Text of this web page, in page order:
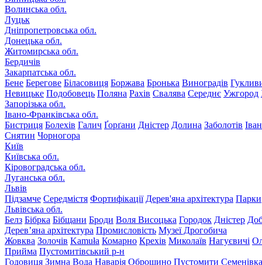
Волинська обл.
Луцьк
Дніпропетровська обл.
Донецька обл.
Житомирська обл.
Бердичів
Закарпатська обл.
Бене Берегове Біласовиця Боржава Бронька Виноградів
Невицьке Подобовець Поляна Рахів Свалява Середнє Ужгород
Запорізька обл.
Івано-Франківська обл.
Бистриця Болехів Галич Ґорґани Дністер Долина Заболотів
Снятин Чорногора
Київ
Київська обл.
Кіровоградська обл.
Луганська обл.
Львів
Підзамче Середмістя Фортифікації Дерев'яна архітектура Парки
Львівська обл.
Белз Бібрка Бібщани Броди Воля Висоцька Городок Дністер
Дерев’яна архітектура Промисловість Музеї Дрогобича
Жовква Золочів Kamuła Комарно Крехів Миколаїв Нагуєвичі
Прийма Пустомитівський р-н
Годовиця Зимна Вода Наварія Оброшино Пустомити Семенівка